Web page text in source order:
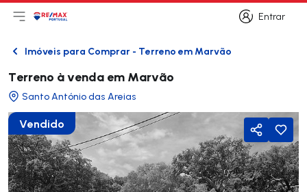
Entrar
Entrar
Abri menu principal
LogoIr para página inicial
VoltarImóveis para Comprar - Terreno em Marvão
Terreno à venda em Marvão
Santo António das Areias
Vendido
Partilhar